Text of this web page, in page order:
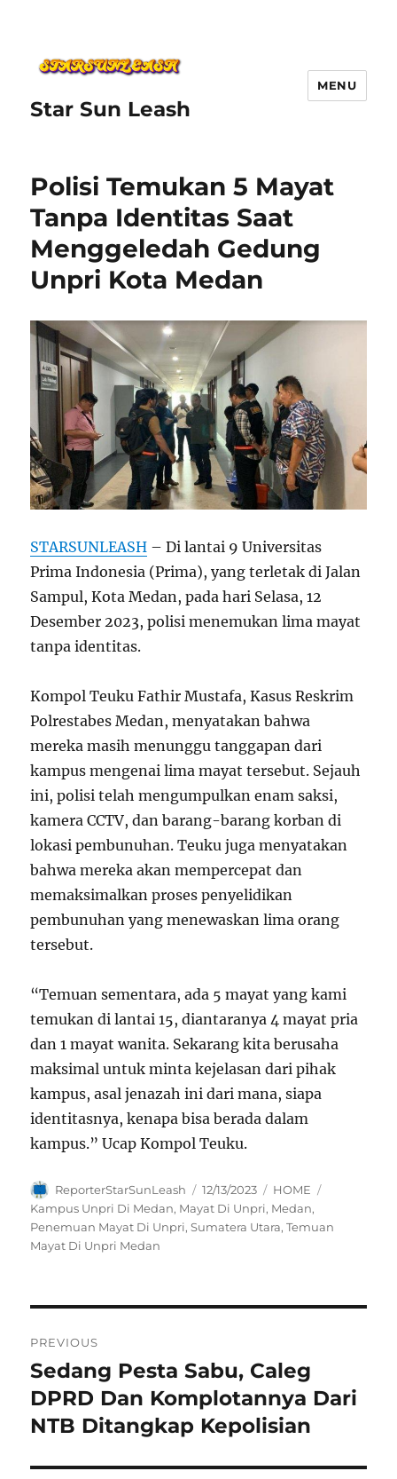
Star Sun Leash
MENU
Polisi Temukan 5 Mayat
Tanpa Identitas Saat
Menggeledah Gedung
Unpri Kota Medan
STARSUNLEASH – Di lantai 9 Universitas
Prima Indonesia (Prima), yang terletak di Jalan
Sampul, Kota Medan, pada hari Selasa, 12
Desember 2023, polisi menemukan lima mayat
tanpa identitas.
Kompol Teuku Fathir Mustafa, Kasus Reskrim
Polrestabes Medan, menyatakan bahwa
mereka masih menunggu tanggapan dari
kampus mengenai lima mayat tersebut. Sejauh
ini, polisi telah mengumpulkan enam saksi,
kamera CCTV, dan barang-barang korban di
lokasi pembunuhan. Teuku juga menyatakan
bahwa mereka akan mempercepat dan
memaksimalkan proses penyelidikan
pembunuhan yang menewaskan lima orang
tersebut.
“Temuan sementara, ada 5 mayat yang kami
temukan di lantai 15, diantaranya 4 mayat pria
dan 1 mayat wanita. Sekarang kita berusaha
maksimal untuk minta kejelasan dari pihak
kampus, asal jenazah ini dari mana, siapa
identitasnya, kenapa bisa berada dalam
kampus.” Ucap Kompol Teuku.
Author
ReporterStarSunLeash
Posted
on
12/13/2023 Categories
HOME
Kampus Unpri Di Medan, Mayat Di Unpri, Medan,
Penemuan Mayat Di Unpri,Sumatera Utara,Temuan
Mayat Di Unpri Medan
pos
PREVIOUS
Previous
post:
Sedang Pesta Sabu, Caleg
DPRD Dan Komplotannya Dari
NTB Ditangkap Kepolisian